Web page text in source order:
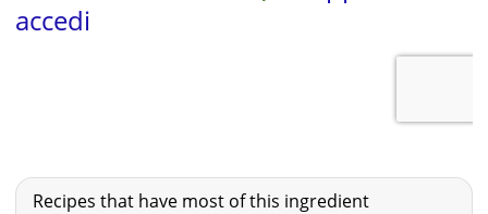
Recipes that have most of this ingredient